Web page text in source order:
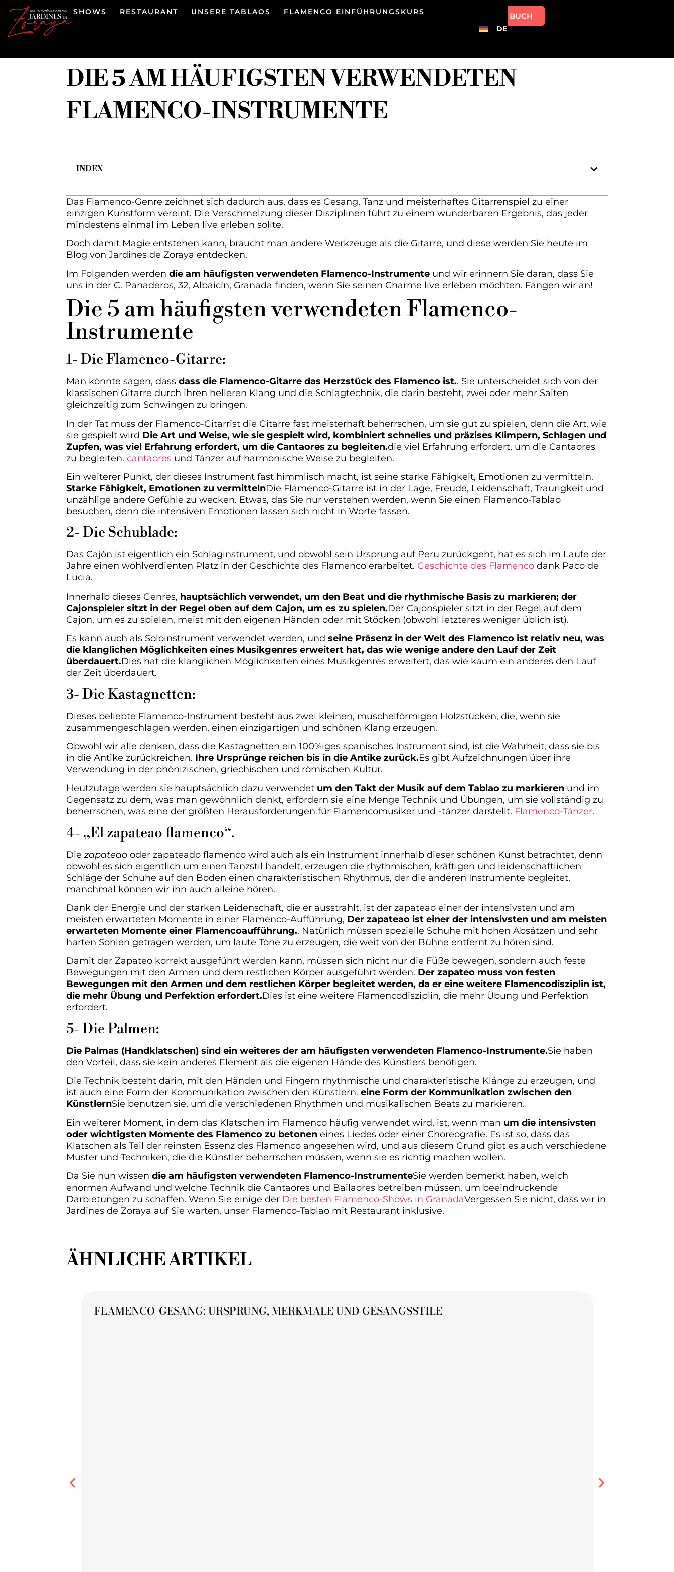
SHOWS RESTAURANT UNSERE TABLAOS
FLAMENCO EINFÜHRUNGSKURS
DE
BUCH
DIE 5 AM HÄUFIGSTEN VERWENDETEN
FLAMENCO-INSTRUMENTE
INDEX
Das Flamenco-Genre zeichnet sich dadurch aus, dass es Gesang, Tanz und meisterhaftes Gitarrenspiel zu einer
einzigen Kunstform vereint. Die Verschmelzung dieser Disziplinen führt zu einem wunderbaren Ergebnis, das jeder
mindestens einmal im Leben live erleben sollte.
Doch damit Magie entstehen kann, braucht man andere Werkzeuge als die Gitarre, und diese werden Sie heute im
Blog von Jardines de Zoraya entdecken.
Im Folgenden werden die am häufigsten verwendeten Flamenco-Instrumente und wir erinnern Sie daran, dass Sie
uns in der C. Panaderos, 32, Albaicín, Granada finden, wenn Sie seinen Charme live erleben möchten. Fangen wir an!
Die 5 am häufigsten verwendeten Flamenco-
Instrumente
1- Die Flamenco-Gitarre:
Man könnte sagen, dass dass die Flamenco-Gitarre das Herzstück des Flamenco ist.. Sie unterscheidet sich von der
klassischen Gitarre durch ihren helleren Klang und die Schlagtechnik, die darin besteht, zwei oder mehr Saiten
gleichzeitig zum Schwingen zu bringen.
In der Tat muss der Flamenco-Gitarrist die Gitarre fast meisterhaft beherrschen, um sie gut zu spielen, denn die Art, wie
sie gespielt wird Die Art und Weise, wie sie gespielt wird, kombiniert schnelles und präzises Klimpern, Schlagen und
Zupfen, was viel Erfahrung erfordert, um die Cantaores zu begleiten.die viel Erfahrung erfordert, um die Cantaores
zu begleiten. cantaores und Tänzer auf harmonische Weise zu begleiten.
Ein weiterer Punkt, der dieses Instrument fast himmlisch macht, ist seine starke Fähigkeit, Emotionen zu vermitteln.
Starke Fähigkeit, Emotionen zu vermittelnDie Flamenco-Gitarre ist in der Lage, Freude, Leidenschaft, Traurigkeit und
unzählige andere Gefühle zu wecken. Etwas, das Sie nur verstehen werden, wenn Sie einen Flamenco-Tablao
besuchen, denn die intensiven Emotionen lassen sich nicht in Worte fassen.
2- Die Schublade:
Das Cajón ist eigentlich ein Schlaginstrument, und obwohl sein Ursprung auf Peru zurückgeht, hat es sich im Laufe der
Jahre einen wohlverdienten Platz in der Geschichte des Flamenco erarbeitet. Geschichte des Flamenco dank Paco de
Lucia.
Innerhalb dieses Genres, hauptsächlich verwendet, um den Beat und die rhythmische Basis zu markieren; der
Cajonspieler sitzt in der Regel oben auf dem Cajon, um es zu spielen.Der Cajonspieler sitzt in der Regel auf dem
Cajon, um es zu spielen, meist mit den eigenen Händen oder mit Stöcken (obwohl letzteres weniger üblich ist).
Es kann auch als Soloinstrument verwendet werden, und seine Präsenz in der Welt des Flamenco ist relativ neu, was
die klanglichen Möglichkeiten eines Musikgenres erweitert hat, das wie wenige andere den Lauf der Zeit
überdauert.Dies hat die klanglichen Möglichkeiten eines Musikgenres erweitert, das wie kaum ein anderes den Lauf
der Zeit überdauert.
3- Die Kastagnetten:
Dieses beliebte Flamenco-Instrument besteht aus zwei kleinen, muschelförmigen Holzstücken, die, wenn sie
zusammengeschlagen werden, einen einzigartigen und schönen Klang erzeugen.
Obwohl wir alle denken, dass die Kastagnetten ein 100%iges spanisches Instrument sind, ist die Wahrheit, dass sie bis
in die Antike zurückreichen. Ihre Ursprünge reichen bis in die Antike zurück.Es gibt Aufzeichnungen über ihre
Verwendung in der phönizischen, griechischen und römischen Kultur.
Heutzutage werden sie hauptsächlich dazu verwendet um den Takt der Musik auf dem Tablao zu markieren und im
Gegensatz zu dem, was man gewöhnlich denkt, erfordern sie eine Menge Technik und Übungen, um sie vollständig zu
beherrschen, was eine der größten Herausforderungen für Flamencomusiker und -tänzer darstellt. Flamenco-Tänzer.
4- „El zapateao flamenco“.
Diezapateao oder zapateado flamenco wird auch als ein Instrument innerhalb dieser schönen Kunst betrachtet, denn
obwohl es sich eigentlich um einen Tanzstil handelt, erzeugen die rhythmischen, kräftigen und leidenschaftlichen
Schläge der Schuhe auf den Boden einen charakteristischen Rhythmus, der die anderen Instrumente begleitet,
manchmal können wir ihn auch alleine hören.
Dank der Energie und der starken Leidenschaft, die er ausstrahlt, ist der zapateao einer der intensivsten und am
meisten erwarteten Momente in einer Flamenco-Aufführung, Der zapateao ist einer der intensivsten und am meisten
erwarteten Momente einer Flamencoaufführung.. Natürlich müssen spezielle Schuhe mit hohen Absätzen und sehr
harten Sohlen getragen werden, um laute Töne zu erzeugen, die weit von der Bühne entfernt zu hören sind.
Damit der Zapateo korrekt ausgeführt werden kann, müssen sich nicht nur die Füße bewegen, sondern auch feste
Bewegungen mit den Armen und dem restlichen Körper ausgeführt werden. Der zapateo muss von festen
Bewegungen mit den Armen und dem restlichen Körper begleitet werden, da er eine weitere Flamencodisziplin ist,
die mehr Übung und Perfektion erfordert.Dies ist eine weitere Flamencodisziplin, die mehr Übung und Perfektion
erfordert.
5- Die Palmen:
Die Palmas (Handklatschen) sind ein weiteres der am häufigsten verwendeten Flamenco-Instrumente.Sie haben
den Vorteil, dass sie kein anderes Element als die eigenen Hände des Künstlers benötigen.
Die Technik besteht darin, mit den Händen und Fingern rhythmische und charakteristische Klänge zu erzeugen, und
ist auch eine Form der Kommunikation zwischen den Künstlern. eine Form der Kommunikation zwischen den
KünstlernSie benutzen sie, um die verschiedenen Rhythmen und musikalischen Beats zu markieren.
Ein weiterer Moment, in dem das Klatschen im Flamenco häufig verwendet wird, ist, wenn man um die intensivsten
oder wichtigsten Momente des Flamenco zu betonen eines Liedes oder einer Choreografie. Es ist so, dass das
Klatschen als Teil der reinsten Essenz des Flamenco angesehen wird, und aus diesem Grund gibt es auch verschiedene
Muster und Techniken, die die Künstler beherrschen müssen, wenn sie es richtig machen wollen.
Da Sie nun wissen die am häufigsten verwendeten Flamenco-InstrumenteSie werden bemerkt haben, welch
enormen Aufwand und welche Technik die Cantaores und Bailaores betreiben müssen, um beeindruckende
Darbietungen zu schaffen. Wenn Sie einige der Die besten Flamenco-Shows in GranadaVergessen Sie nicht, dass wir in
Jardines de Zoraya auf Sie warten, unser Flamenco-Tablao mit Restaurant inklusive.
ÄHNLICHE ARTIKEL
FLAMENCO-GESANG: URSPRUNG, MERKMALE UND GESANGSSTILE